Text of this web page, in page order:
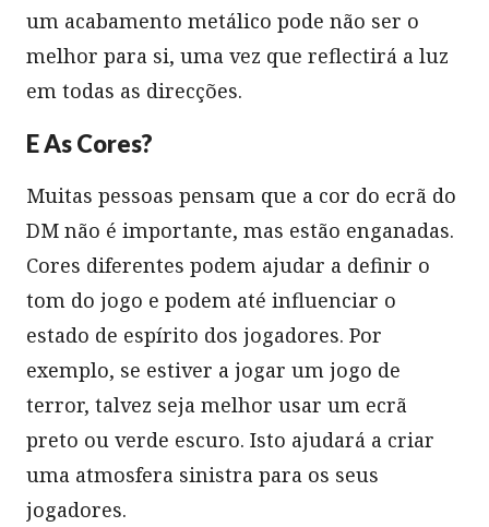
um acabamento metálico pode não ser o
melhor para si, uma vez que reflectirá a luz
em todas as direcções.
E As Cores?
Muitas pessoas pensam que a cor do ecrã do
DM não é importante, mas estão enganadas.
Cores diferentes podem ajudar a definir o
tom do jogo e podem até influenciar o
estado de espírito dos jogadores. Por
exemplo, se estiver a jogar um jogo de
terror, talvez seja melhor usar um ecrã
preto ou verde escuro. Isto ajudará a criar
uma atmosfera sinistra para os seus
jogadores.